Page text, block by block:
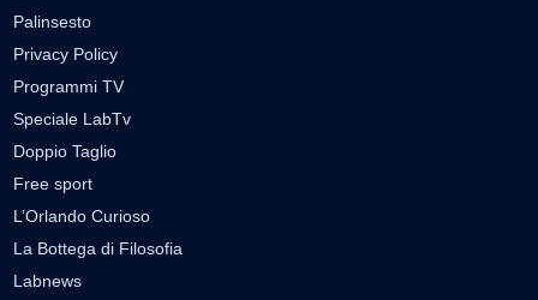
Palinsesto
Privacy Policy
Programmi TV
Speciale LabTv
Doppio Taglio
Free sport
L’Orlando Curioso
La Bottega di Filosofia
Labnews